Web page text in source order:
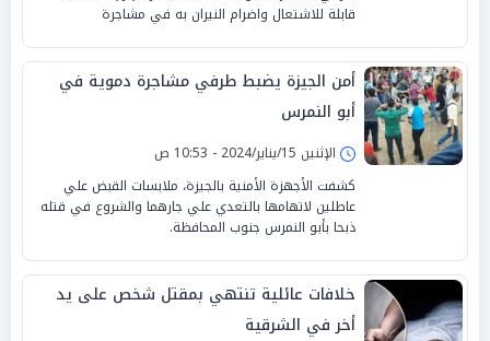
قابلة للاشتعال واضرام النيران به في مشاجرة
أمن الجيزة يضبط طرفي مشاجرة دموية في
أبو النمرس
الإثنين 15/يناير/2024 - 10:53 ص
كشفت الأجهزة الأمنية بالجيزة، ملابسات القبض علي
عاطلين لاتهامها بالتعدي علي جارهما والشروع في قتله
ذبحا بأبو النمرس جنوب المحافظة.
خلافات عائلية تنتهي بمقتل شخص على يد
أخر في الشرقية